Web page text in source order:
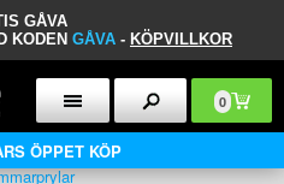
GÅVA
KODEN GÅVA - KÖPVILLKOR
0
ÖPPET KÖP